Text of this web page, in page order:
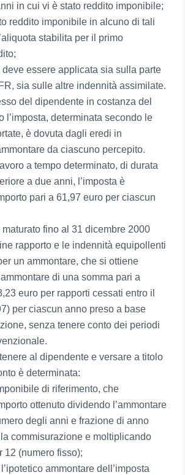
in cui vi è stato reddito imponibile;
reddito imponibile in alcuno di tali
stabilita per il primo
deve essere applicata sia sulla parte
sia sulle altre indennità assimilate.
del dipendente in costanza del
l’imposta, determinata secondo le
è dovuta dagli eredi in
da ciascuno percepito.
a tempo determinato, di durata
a due anni, l’imposta è
pari a 61,97 euro per ciascun
fino al 31 dicembre 2000
rapporto e le indennità equipollenti
un ammontare, che si ottiene
di una somma pari a
euro per rapporti cessati entro il
per ciascun anno preso a base
senza tenere conto dei periodi
al dipendente e versare a titolo
è determinata:
di riferimento, che
ottenuto dividendo l’ammontare
degli anni e frazione di anno
commisurazione e moltiplicando
12 (numero fisso);
ammontare dell’imposta